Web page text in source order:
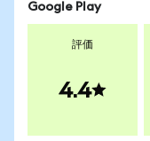
Google Play
評価
4.4